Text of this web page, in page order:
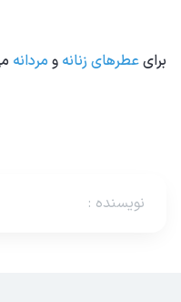
برایعطرهای زنانه و مردانه
نویسنده :